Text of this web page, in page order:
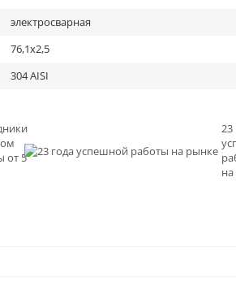
электросварная
76,1х2,5
304 AISI
от 5
23